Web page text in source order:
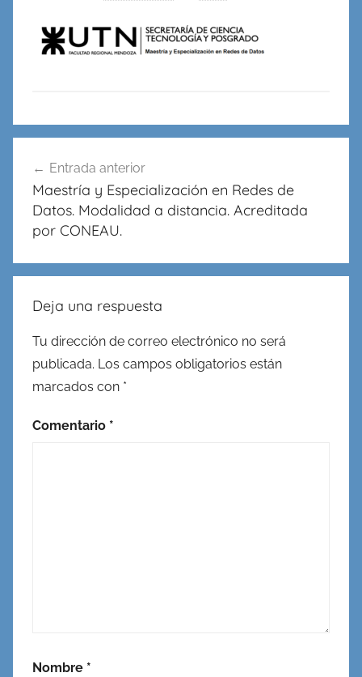
Redes,
Cableado
de
entradas
Entrada anterior
Maestría y Especialización en Redes de
Datos. Modalidad a distancia. Acreditada
por CONEAU.
Deja una respuesta
Tu dirección de correo electrónico no será
publicada. Los campos obligatorios están
marcados con *
Comentario *
Nombre *